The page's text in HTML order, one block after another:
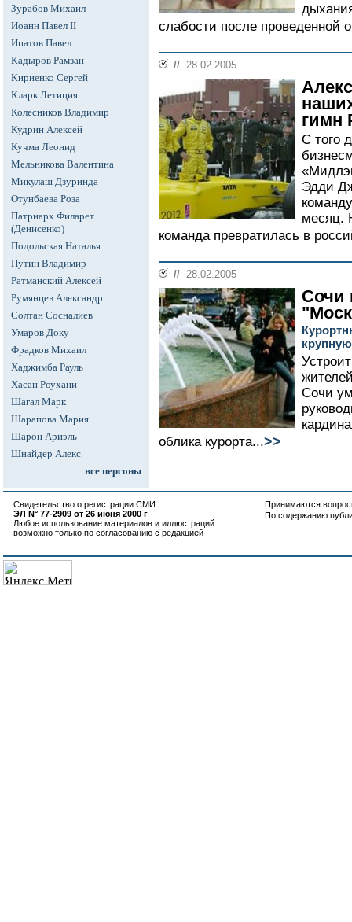
Зурабов Михаил
Иоанн Павел II
Ипатов Павел
Кадыров Рамзан
Кириенко Сергей
Кларк Летиция
Колесников Владимир
Кудрин Алексей
Кучма Леонид
Мельникова Валентина
Микулаш Дзуринда
Отунбаева Роза
Патриарх Филарет
(Денисенко)
Подольская Наталья
Путин Владимир
Ратманский Алексей
Румянцев Александр
Солтан Сосналиев
Умаров Доку
Фрадков Михаил
Хаджимба Рауль
Хасан Роухани
Шагал Марк
Шарапова Мария
Шарон Ариэль
Шнайдер Алекс
все персоны
слабости после проведенной
// 28.02.2005
гимн
С того
Эдди
месяц.
команда превратилась в
// 28.02.2005
Сочи
Сочи
облика курорта...>>
Свидетельство о регистрации СМИ:
ЭЛ N° 77-2909 от 26 июня 2000 г
Любое использование материалов и иллюстраций
возможно только по согласованию с редакцией
Принимаются
По содержанию